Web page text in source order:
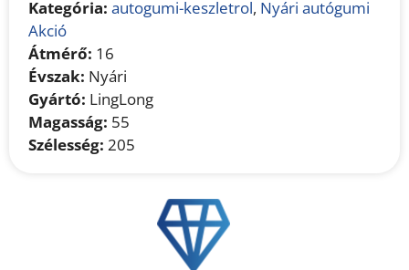
Kategória: autogumi-keszletrol, Nyári autógumi
Akció
Átmérő: 16
Évszak: Nyári
Gyártó: LingLong
Magasság: 55
Szélesség: 205